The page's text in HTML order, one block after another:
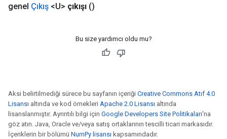
genel Çıkış <U> çıkışı ()
Bu size yardımcı oldu mu?
Aksi belirtilmediği sürece bu sayfanın içeriği Creative Commons Atıf 4.0
Lisansı altında ve kod örnekleri Apache 2.0 Lisansı altında
lisanslanmıştır. Ayrıntılı bilgi için Google Developers Site Politikaları'na
göz atın. Java, Oracle ve/veya satış ortaklarının tescilli ticari markasıdır.
İçeriklerin bir bölümü NumPy lisansı kapsamındadır.